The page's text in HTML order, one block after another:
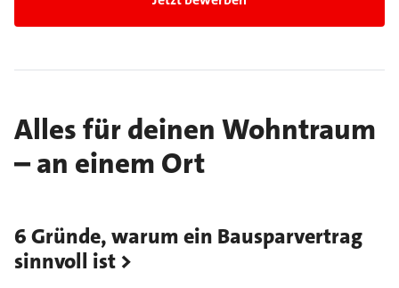
Alles für deinen Wohntraum
– an einem Ort
6 Gründe, warum ein Bausparvertrag
sinnvoll ist